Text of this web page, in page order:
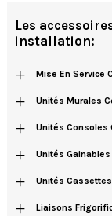
Les
installation:
+ Mise En Service
+ Unités Murales
+ Unités Consoles
+ Unités
+ Unités
+ Liaisons